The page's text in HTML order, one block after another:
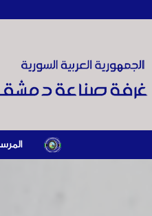
المرسوم الرئاسي رقم /69/ لعام 2026 .. دعم ضريبي للمنشآت المتضررة